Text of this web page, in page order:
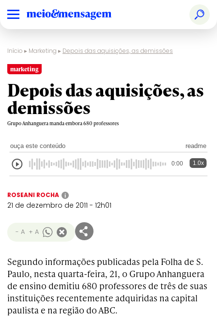
Início ▸ Marketing ▸ Depois das aquisições, as demissões
marketing
Depois das aquisições, as
demissões
Grupo Anhanguera manda embora 680 professores
ouça este conteúdo readme
0:00 1.0x
ROSEANI ROCHA i
21 de dezembro de 2011 - 12h01
- A + A
Segundo informações publicadas pela Folha de S.
Paulo, nesta quarta-feira, 21, o Grupo Anhanguera
de ensino demitiu 680 professores de três de suas
instituições recentemente adquiridas na capital
paulista e na região do ABC.